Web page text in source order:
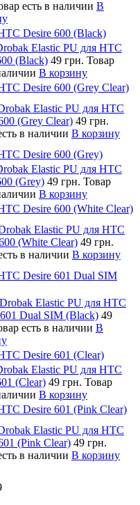
есть в наличии В
Desire 600 (Black)
Elastic PU для HTC
(Black) 49 грн. Товар
В корзину
Desire 600 (Grey Clear)
Elastic PU для HTC
(Grey Clear) 49 грн.
в наличии В корзину
Desire 600 (Grey)
Elastic PU для HTC
(Grey) 49 грн. Товар
В корзину
Desire 600 (White Clear)
Elastic PU для HTC
(White Clear) 49 грн.
в наличии В корзину
Desire 601 Dual SIM
Elastic PU для HTC
Dual SIM (Black) 49
есть в наличии В
Desire 601 (Clear)
Elastic PU для HTC
(Clear) 49 грн. Товар
В корзину
Desire 601 (Pink Clear)
Elastic PU для HTC
(Pink Clear) 49 грн.
в наличии В корзину